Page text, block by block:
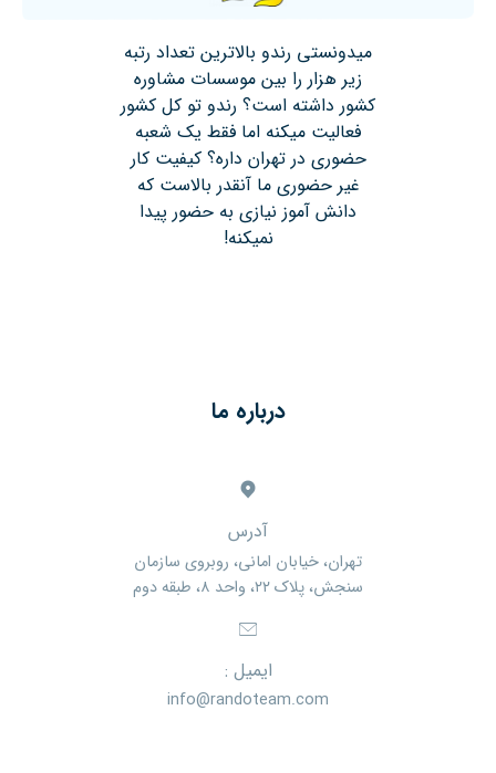
میدونستی رندو بالاترین تعداد رتبه
زیر هزار را بین موسسات مشاوره
کشور داشته است؟ رندو تو کل کشور
فعالیت میکنه اما فقط یک شعبه
حضوری در تهران داره؟ کیفیت کار
غیر حضوری ما آنقدر بالاست که
دانش آموز نیازی به حضور پیدا
نمیکنه!
درباره ما
آدرس
تهران، خیابان امانی، روبروی سازمان
سنجش، پلاک ۲۲، واحد ۸، طبقه دوم
ایمیل :
info@randoteam.com